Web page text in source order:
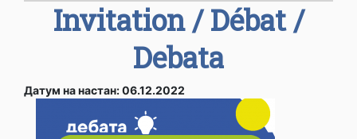
Invitation / Débat /
Debata
Датум на настан: 06.12.2022